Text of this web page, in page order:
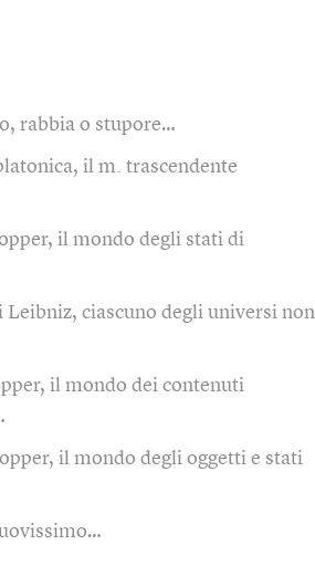
rabbia o stupore…
il m. trascendente
il mondo degli stati di
Leibniz, ciascuno degli universi non
il mondo dei contenuti
il mondo degli oggetti e stati